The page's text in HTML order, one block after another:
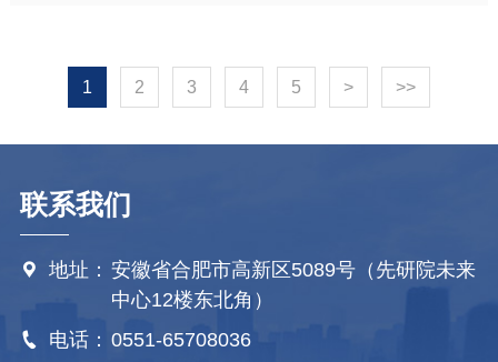
共同合影留念。合影留念国家能源集团安徽合肥
公司实训中心设有仿真机培训基地，配套配套30
设经验，包括课程体系建设、校企协同育人机制
建设、实践平台搭建、评价机制创新等方面的具
体做法，并结合安徽省产业发展特色，阐述了后
各高校提供了有益借鉴。各高校代表结合本校办
学实际，围绕卓越工程师培养展开交流研讨，分
享了在产教融合、师资队伍建设、实践教学开展
等方面的经验做法，同时针对当前培养过程中存
在的资源整合不足、产业对接深度不够等问题，
常务副院长、国家卓越工程师学院常务副院长姚
华建教授一行赴大湾区开展调研并与学生座谈。1
汪卫华院士对调研组一行表示热烈欢迎，调研组
参观了东莞材料科学与技术研究所的重点实验室
布局及研究生培养工作设想。姚华建表示，希望
以此次调研为契机，进一步加强双方在联合培
养、课程建设与工程师技术中心共建等方面的合
1 2 3 4 5 > >>
联系我们
 地址： 安徽省合肥市高新区5089号（先研院未来
中心12楼东北角）
 电话： 0551-65708036